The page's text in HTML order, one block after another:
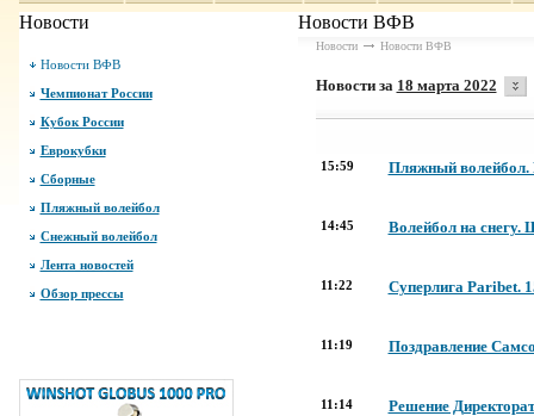
Новости
Новости ВФВ
Чемпионат России
Кубок России
Еврокубки
Сборные
Пляжный волейбол
Снежный волейбол
Лента новостей
Обзор прессы
Новости ВФВ
Новости Новости ВФВ
Новости за 18 марта 2022
15:59 Пляжный волейбол.
14:45 Волейбол на снегу.
11:22 Суперлига Paribet.
11:19 Поздравление
11:14 Решение